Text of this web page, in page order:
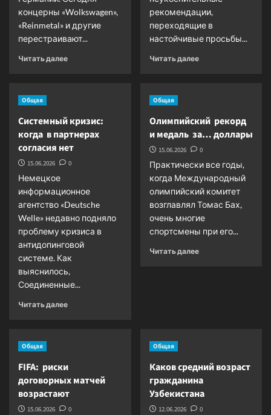
концерны «Wolkswagen»,
«Reinmetal» и другие
перестраивают...
Читать далееПрочитать
спорт
или
на
войну
рекомендации,
переходящие в
настойчивые просьбы...
Читать далееПрочитать
по
швам»
Общая
Системный кризис:
когда в партнерах
согласия нет
15.06.2026 0
Немецкое
информационное
агентство «Deutsche
Welle» недавно подняло
проблему кризиса в
антидопинговой
системе. Как
выяснилось,
Соединенные...
Читать далееПрочитать
в
партнерах
согласия
нет
Общая
Олимпийский рекорд
и медаль за… доллары
15.06.2026 0
Практически все годы,
когда Международный
олимпийский комитет
возглавлял Томас Бах,
очень многие
спортсмены при его...
Читать далееПрочитать
Общая
FIFA: риски
договорных матчей
возрастают
15.06.2026 0
Общая
Каков средний возраст
гражданина
Узбекистана
12.06.2026 0